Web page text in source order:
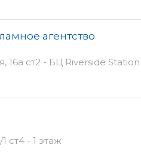
агентство
ст2 - БЦ Riverside Station
ст4 - 1 этаж